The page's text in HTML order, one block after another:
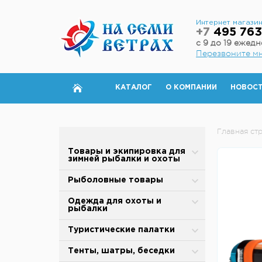
Интернет магазин
+7 495
с 9 до 19
Перезвоните
КАТАЛОГ О КОМПАНИИ
Товары и экипировка для
зимней рыбалки и охоты
Палатки для зимней рыбалки
Полы для зимней палатки
Рыболовные товары
Блесны
карабины
Одежда для охоты и
рыбалки
Зимняя одежда
Защита от дождя и ветра
Туристические палатки
Alpika
Тенты, шатры, беседки
Главная